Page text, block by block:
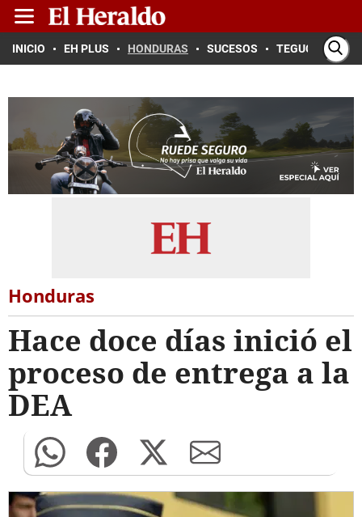
INICIO EH PLUS HONDURAS SUCESOS TEGUCIGALPA
Honduras
Hace doce días inició el
proceso de entrega a la
DEA